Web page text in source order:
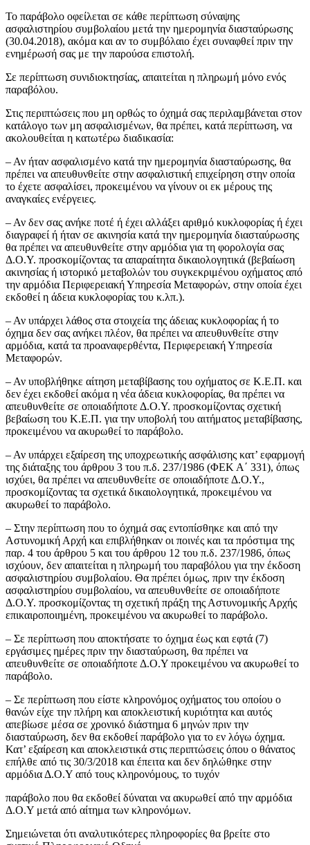
Το παράβολο οφείλεται σε κάθε περίπτωση σύναψης
ασφαλιστηρίου συμβολαίου μετά την ημερομηνία διασταύρωσης
(30.04.2018), ακόμα και αν το συμβόλαιο έχει συναφθεί πριν την
ενημέρωσή σας με την παρούσα επιστολή.
Σε περίπτωση συνιδιοκτησίας, απαιτείται η πληρωμή μόνο ενός
παραβόλου.
Στις περιπτώσεις που μη ορθώς το όχημά σας περιλαμβάνεται στον
κατάλογο των μη ασφαλισμένων, θα πρέπει, κατά περίπτωση, να
ακολουθείται η κατωτέρω διαδικασία:
– Αν ήταν ασφαλισμένο κατά την ημερομηνία διασταύρωσης, θα
πρέπει να απευθυνθείτε στην ασφαλιστική επιχείρηση στην οποία
το έχετε ασφαλίσει, προκειμένου να γίνουν οι εκ μέρους της
αναγκαίες ενέργειες.
– Αν δεν σας ανήκε ποτέ ή έχει αλλάξει αριθμό κυκλοφορίας ή έχει
διαγραφεί ή ήταν σε ακινησία κατά την ημερομηνία διασταύρωσης
θα πρέπει να απευθυνθείτε στην αρμόδια για τη φορολογία σας
Δ.Ο.Υ. προσκομίζοντας τα απαραίτητα δικαιολογητικά (βεβαίωση
ακινησίας ή ιστορικό μεταβολών του συγκεκριμένου οχήματος από
την αρμόδια Περιφερειακή Υπηρεσία Μεταφορών, στην οποία έχει
εκδοθεί η άδεια κυκλοφορίας του κ.λπ.).
– Αν υπάρχει λάθος στα στοιχεία της άδειας κυκλοφορίας ή το
όχημα δεν σας ανήκει πλέον, θα πρέπει να απευθυνθείτε στην
αρμόδια, κατά τα προαναφερθέντα, Περιφερειακή Υπηρεσία
Μεταφορών.
– Αν υποβλήθηκε αίτηση μεταβίβασης του οχήματος σε Κ.Ε.Π. και
δεν έχει εκδοθεί ακόμα η νέα άδεια κυκλοφορίας, θα πρέπει να
απευθυνθείτε σε οποιαδήποτε Δ.Ο.Υ. προσκομίζοντας σχετική
βεβαίωση του Κ.Ε.Π. για την υποβολή του αιτήματος μεταβίβασης,
προκειμένου να ακυρωθεί το παράβολο.
– Αν υπάρχει εξαίρεση της υποχρεωτικής ασφάλισης κατ’ εφαρμογή
της διάταξης του άρθρου 3 του π.δ. 237/1986 (ΦΕΚ Α΄ 331), όπως
ισχύει, θα πρέπει να απευθυνθείτε σε οποιαδήποτε Δ.Ο.Υ.,
προσκομίζοντας τα σχετικά δικαιολογητικά, προκειμένου να
ακυρωθεί το παράβολο.
– Στην περίπτωση που το όχημά σας εντοπίσθηκε και από την
Αστυνομική Αρχή και επιβλήθηκαν οι ποινές και τα πρόστιμα της
παρ. 4 του άρθρου 5 και του άρθρου 12 του π.δ. 237/1986, όπως
ισχύουν, δεν απαιτείται η πληρωμή του παραβόλου για την έκδοση
ασφαλιστηρίου συμβολαίου. Θα πρέπει όμως, πριν την έκδοση
ασφαλιστηρίου συμβολαίου, να απευθυνθείτε σε οποιαδήποτε
Δ.Ο.Υ. προσκομίζοντας τη σχετική πράξη της Αστυνομικής Αρχής
επικαιροποιημένη, προκειμένου να ακυρωθεί το παράβολο.
– Σε περίπτωση που αποκτήσατε το όχημα έως και εφτά (7)
εργάσιμες ημέρες πριν την διασταύρωση, θα πρέπει να
απευθυνθείτε σε οποιαδήποτε Δ.Ο.Υ προκειμένου να ακυρωθεί το
παράβολο.
– Σε περίπτωση που είστε κληρονόμος οχήματος του οποίου ο
θανών είχε την πλήρη και αποκλειστική κυριότητα και αυτός
απεβίωσε μέσα σε χρονικό διάστημα 6 μηνών πριν την
διασταύρωση, δεν θα εκδοθεί παράβολο για το εν λόγω όχημα.
Κατ’ εξαίρεση και αποκλειστικά στις περιπτώσεις όπου ο θάνατος
επήλθε από τις 30/3/2018 και έπειτα και δεν δηλώθηκε στην
αρμόδια Δ.Ο.Υ από τους κληρονόμους, το τυχόν
παράβολο που θα εκδοθεί δύναται να ακυρωθεί από την αρμόδια
Δ.Ο.Υ μετά από αίτημα των κληρονόμων.
Σημειώνεται ότι αναλυτικότερες πληροφορίες θα βρείτε στο